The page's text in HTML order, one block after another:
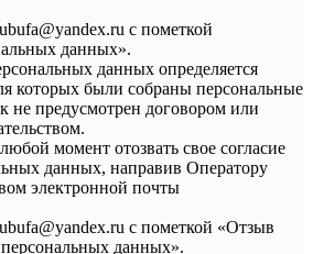
с пометкой
данных».
данных определяется
которых были собраны персональные
не предусмотрен договором или
момент отозвать свое согласие
данных, направив Оператору
электронной почты
с пометкой «Отзыв
персональных данных».